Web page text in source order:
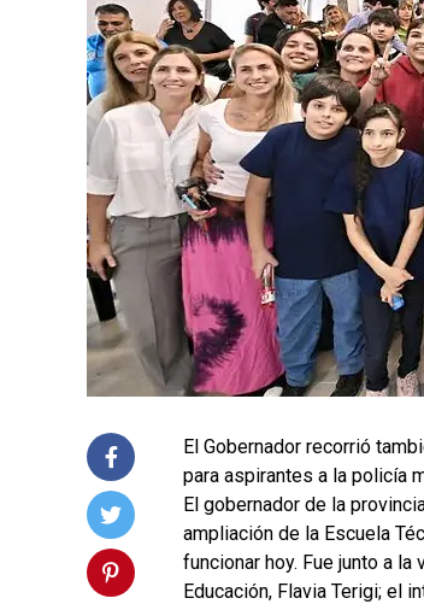
El Gobernador recorrió
para aspirantes a la policía
El gobernador de la
ampliación de la Escuela
funcionar hoy. Fue junto a
Educación, Flavia Terigi; el